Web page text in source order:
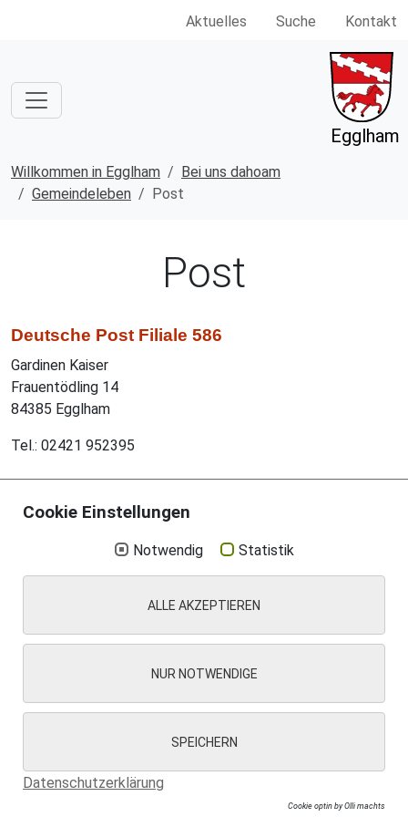
Aktuelles Suche Kontakt
Egglham
Willkommen in Egglham
Bei uns dahoam
Gemeindeleben
Post
Post
Deutsche Post Filiale 586
Gardinen Kaiser
Frauentödling 14
84385 Egglham
Tel.: 02421 952395
Impressum Datenschutz
Kontakt
Cookie Einstellungen
Cookie Einstellungen
Notwendig Statistik
ALLE AKZEPTIEREN
NUR NOTWENDIGE
SPEICHERN
Datenschutzerklärung
Cookie optin by Olli machts